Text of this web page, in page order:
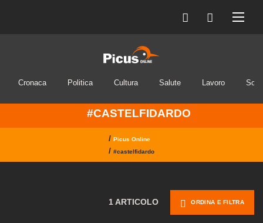
Cronaca Politica Cultura Salute Lavoro
#CASTELFIDARDO
/ Picus Online
/ #castelfidardo
1 ARTICOLO ORDINA E FILTRA